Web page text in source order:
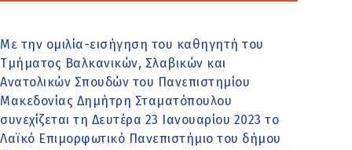
Με την ομιλία-εισήγηση του καθηγητή του
Τμήματος Βαλκανικών, Σλαβικών και
Ανατολικών Σπουδών του Πανεπιστημίου
Μακεδονίας Δημήτρη Σταματόπουλου
συνεχίζεται τη Δευτέρα 23 Ιανουαρίου 2023 το
Λαϊκό Επιμορφωτικό Πανεπιστήμιο του δήμου